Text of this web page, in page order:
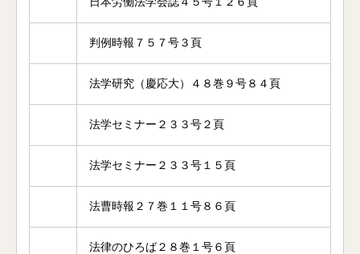
判例時報７５７号３頁
法学研究（慶応大）４８巻９号８４頁
法学セミナー２３３号２頁
法学セミナー２３３号１５頁
法曹時報２７巻１１号８６頁
法律のひろば２８巻１号６頁